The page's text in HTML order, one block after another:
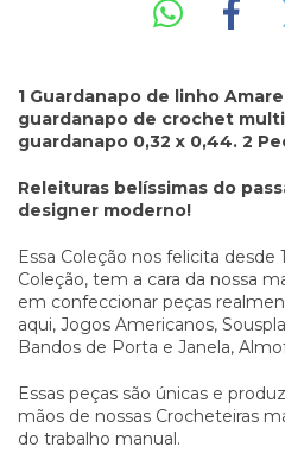
1 Guardanapo de linho
guardanapo de crochet
guardanapo 0,32 x 0,44. 2
Releituras belíssimas do
designer moderno!
Essa Coleção nos felicita desde
Coleção, tem a cara da nossa
em confeccionar peças
aqui, Jogos Americanos,
Bandos de Porta e Janela,
Essas peças são únicas e
mãos de nossas Crocheteiras
do trabalho manual.